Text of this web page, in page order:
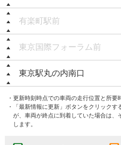
有楽町駅前
東京国際フォーラム前
東京駅丸の内南口
・更新時刻時点での車両の走行位置と所要
・「最新情報に更新」ボタンをクリック
が、車両が終点に到着していた場合は、
します。